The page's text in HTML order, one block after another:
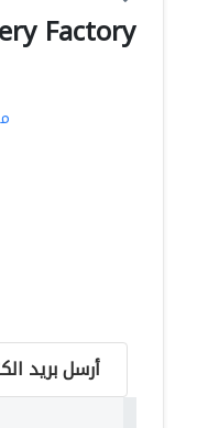
Factory
أرسل بريد